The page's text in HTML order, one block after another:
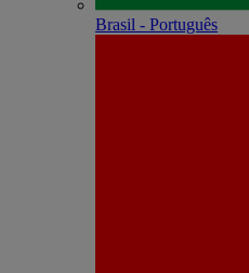
Brasil - Português